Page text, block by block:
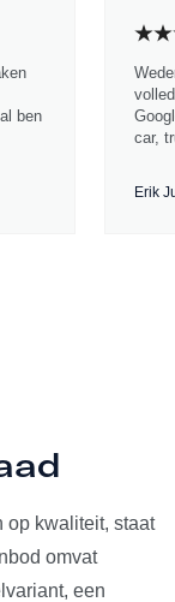
ben
car,
Erik
op kwaliteit, staat
omvat
een